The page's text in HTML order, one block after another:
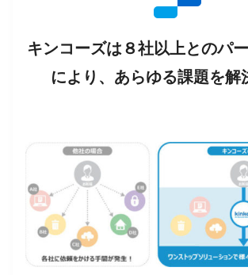
キンコーズは８社以上とのパ
により、あらゆる課題を解